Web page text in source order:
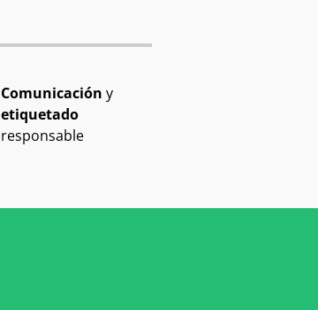
Comunicación y
etiquetado
responsable